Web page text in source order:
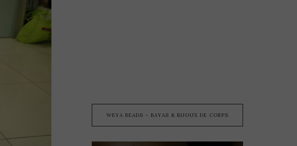
WEYA BEADS – BAYAS & BIJOUX DE CORPS